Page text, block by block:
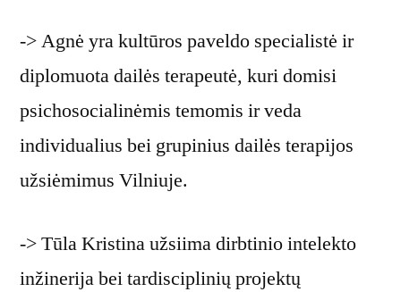
-> Agnė yra kultūros paveldo specialistė ir
diplomuota dailės terapeutė, kuri domisi
psichosocialinėmis temomis ir veda
individualius bei grupinius dailės terapijos
užsiėmimus Vilniuje.
-> Tūla Kristina užsiima dirbtinio intelekto
inžinerija bei tardisciplinių projektų